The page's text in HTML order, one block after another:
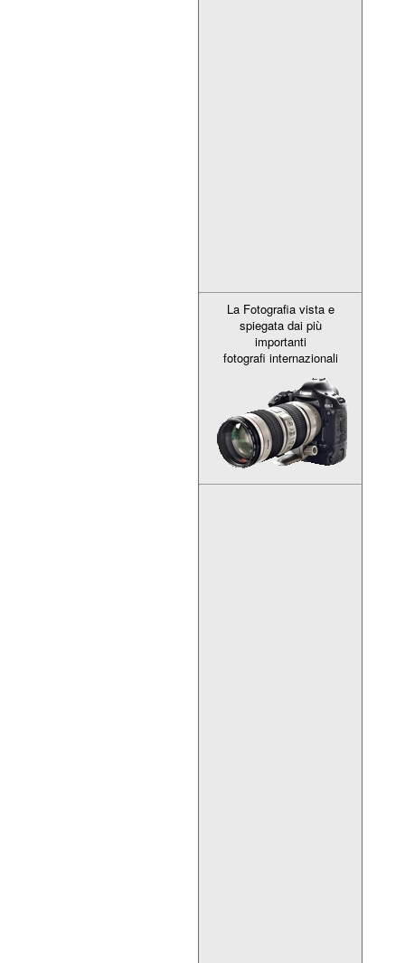
La Fotografia vista e
spiegata dai più
importanti
fotografi internazionali